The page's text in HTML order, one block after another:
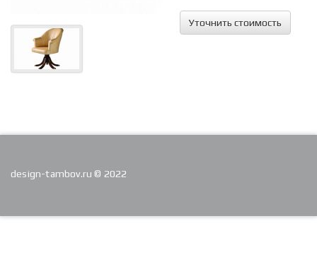
Уточнить стоимость
design-tambov.ru © 2022